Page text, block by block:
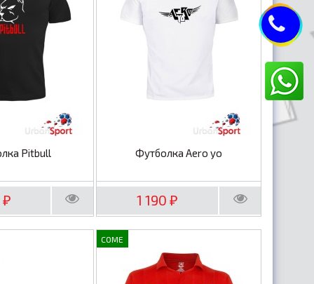
Pitbull
₽
Футболка Aero yo
1 190 ₽
COME